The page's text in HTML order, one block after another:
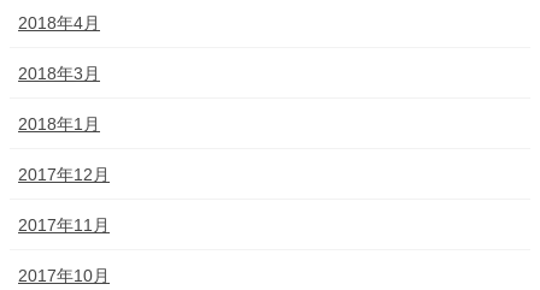
2018年4月
2018年3月
2018年1月
2017年12月
2017年11月
2017年10月